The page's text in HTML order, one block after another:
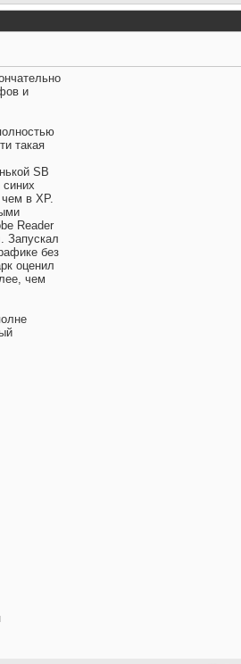
и
такая
SB
в XP.
Reader
Запускал
без
оценил
чем